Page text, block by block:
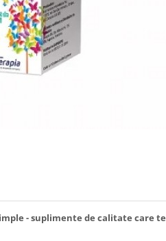
- suplimente de calitate care te